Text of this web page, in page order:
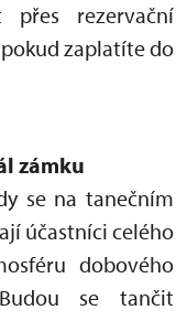
přes rezervační
zaplatíte do
zámku
se na tanečním
účastníci celého
dobového
se tančit